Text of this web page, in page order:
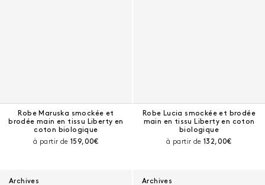
Robe Maruska smockée et
brodée main en tissu Liberty en
coton biologique
à partir de Prix courant :
159,00€
Robe Lucia smockée et brodée
main en tissu Liberty en coton
biologique
à partir de Prix courant :
132,00€
Archives Archives